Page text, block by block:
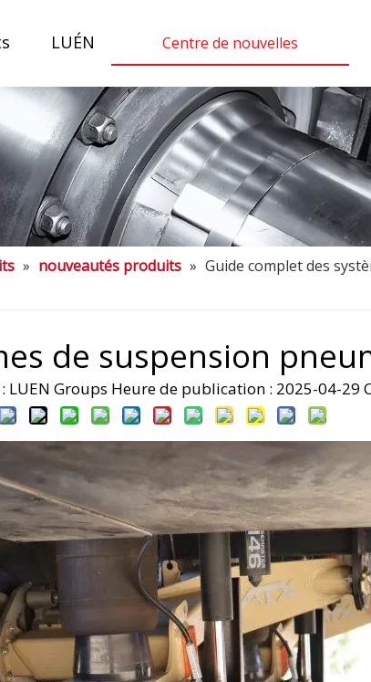
LUÉN Centre de nouvelles
» nouveautés produits » Guide complet des
de suspension
Groups Heure de publication : 2025-04-29